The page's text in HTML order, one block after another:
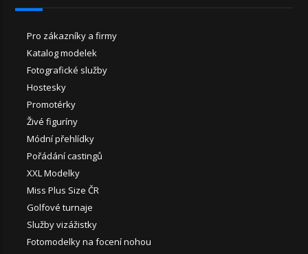
Pro zákazníky a firmy
Katalog modelek
Fotografické služby
Hostesky
Promotérky
Živé figuríny
Módní přehlídky
Pořádání castingů
XXL Modelky
Miss Plus Size ČR
Golfové turnaje
Služby vizážistky
Fotomodelky na focení nohou